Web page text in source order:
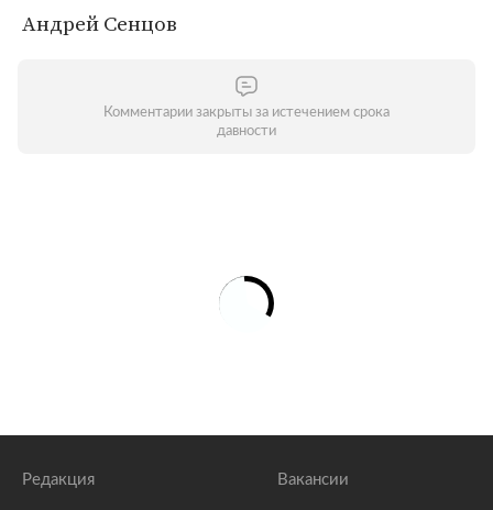
Андрей Сенцов
Комментарии закрыты за истечением срока
давности
Редакция Вакансии